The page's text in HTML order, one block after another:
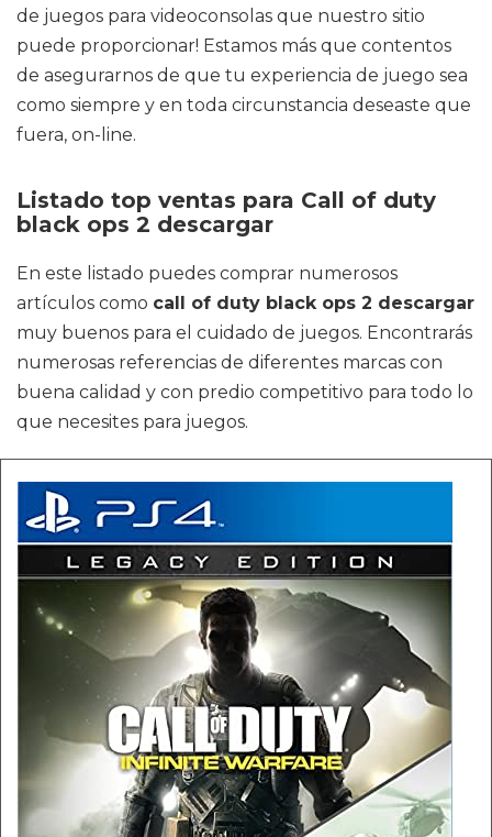
de juegos para videoconsolas que nuestro sitio
puede proporcionar! Estamos más que contentos
de asegurarnos de que tu experiencia de juego sea
como siempre y en toda circunstancia deseaste que
fuera, on-line.
Listado top ventas para Call of duty
black ops 2 descargar
En este listado puedes comprar numerosos
artículos como call of duty black ops 2 descargar
muy buenos para el cuidado de juegos. Encontrarás
numerosas referencias de diferentes marcas con
buena calidad y con predio competitivo para todo lo
que necesites para juegos.